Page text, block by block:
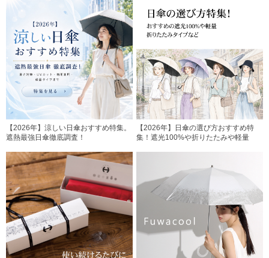
【2026年】涼しい日傘おすすめ特集。
遮熱最強日傘徹底調査！
【2026年】日傘の選び方おすすめ特
集！遮光100%や折りたたみや軽量